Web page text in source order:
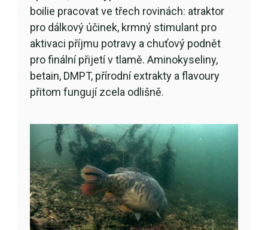
boilie pracovat ve třech rovinách: atraktor
pro dálkový účinek, krmný stimulant pro
aktivaci příjmu potravy a chuťový podnět
pro finální přijetí v tlamě. Aminokyseliny,
betain, DMPT, přírodní extrakty a flavoury
přitom fungují zcela odlišně.